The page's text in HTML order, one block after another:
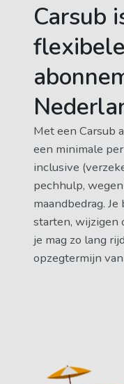
Carsub
Met een Carsub
een minimale
inclusive
pechhulp,
maandbedrag.
starten, wijzigen
je mag zo lang
opzegtermijn